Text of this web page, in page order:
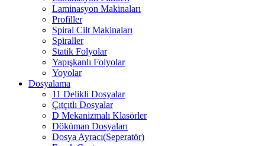
Laminasyon Makinaları
Profiller
Spiral Cilt Makinaları
Spiraller
Statik Folyolar
Yapışkanlı Folyolar
Yoyolar
Dosyalama
11 Delikli Dosyalar
Çıtçıtlı Dosyalar
D Mekanizmalı Klasörler
Döküman Dosyaları
Dosya Ayracı(Seperatör)